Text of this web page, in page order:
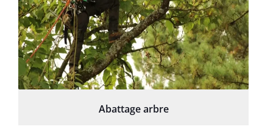
Abattage arbre